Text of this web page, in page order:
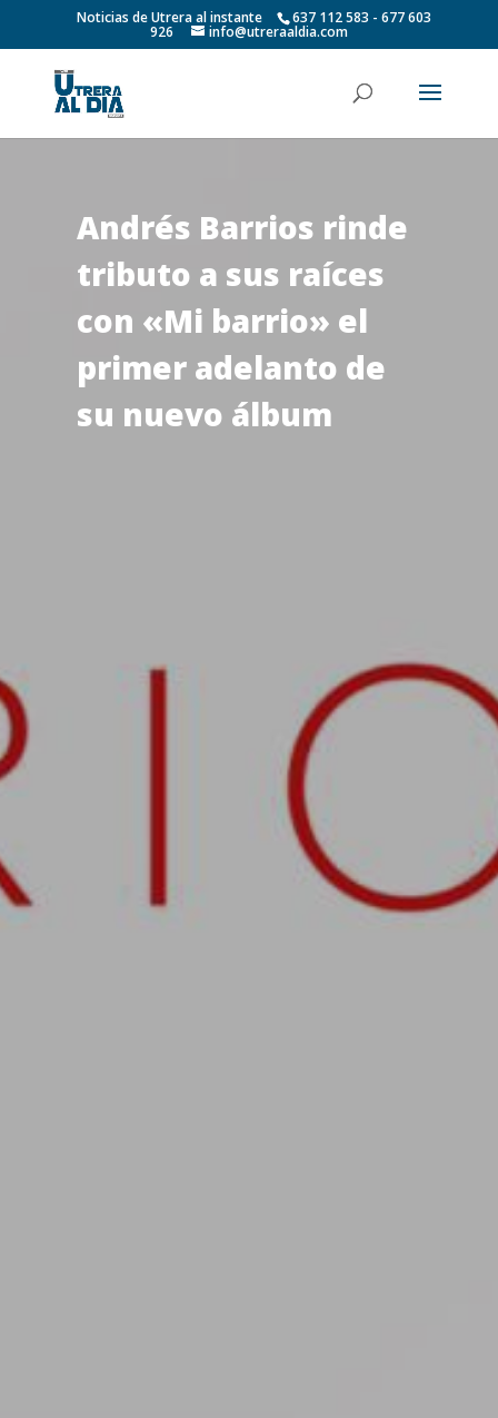
Noticias de Utrera al instante 637 112 583 - 677 603
926 info@utreraaldia.com
Andrés Barrios rinde
tributo a sus raíces
con «Mi barrio» el
primer adelanto de
su nuevo álbum